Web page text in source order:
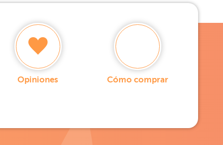
Opiniones Cómo comprar